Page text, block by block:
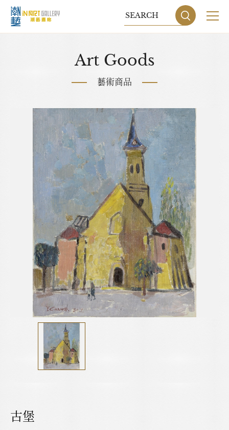
藝術商品
收藏交流
網站地圖 隱私權政策
DESIGN BY GRNET
Art Goods
藝術商品
古堡